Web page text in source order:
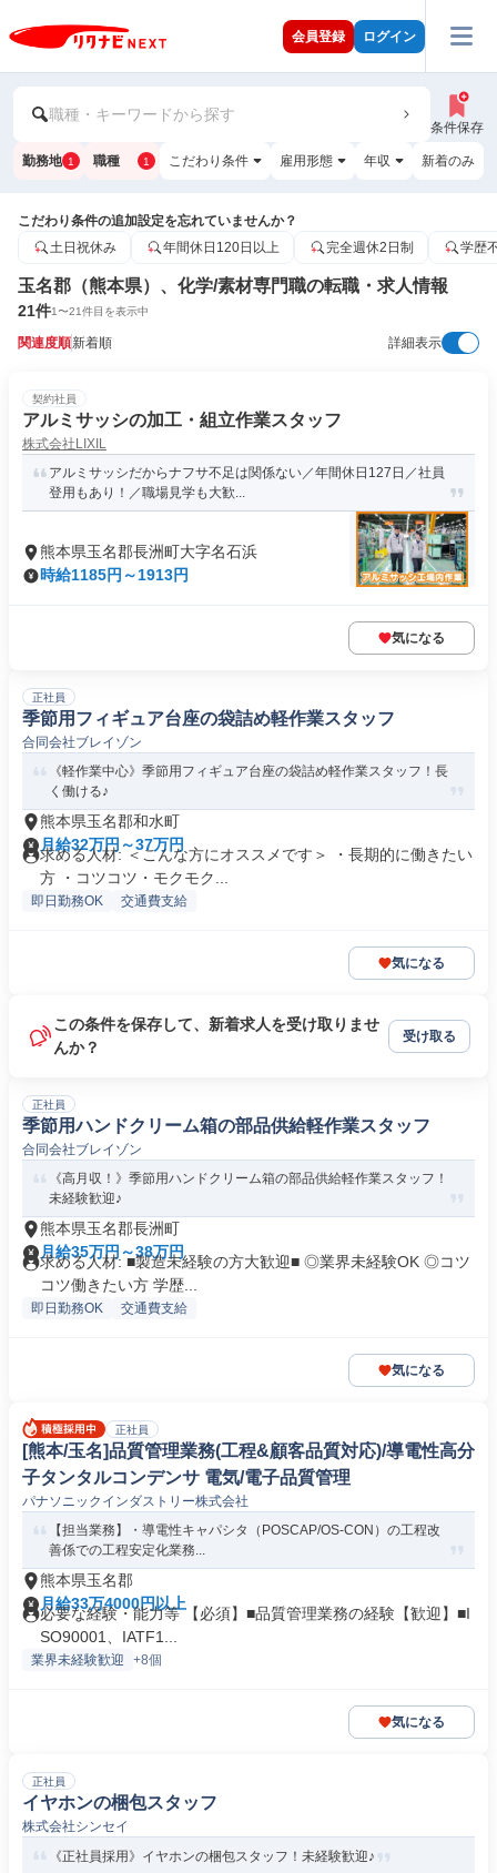
会員登録 ログイン
職種・キーワードから探す
条件保存
勤務地 1 職種 1 こだわり条件 雇用形態 年収 新着のみ
こだわり条件の追加設定を忘れていませんか？
土日祝休み
年間休日120日以上 完全週休2日制 学歴
玉名郡（熊本県）、化学/素材専門職の転職・求人情報
21件1〜21件目を表示中
関連度順新着順 詳細表示
契約社員
アルミサッシの加工・組立作業スタッフ
株式会社LIXIL
アルミサッシだからナフサ不足は関係ない／年間休日127日／社員
登用もあり！／職場見学も大歓...
熊本県玉名郡長洲町大字名石浜
時給1185円～1913円
気になる
正社員
季節用フィギュア台座の袋詰め軽作業スタッフ
合同会社ブレイゾン
《軽作業中心》季節用フィギュア台座の袋詰め軽作業スタッフ！長
く働ける♪
熊本県玉名郡和水町
月給32万円～37万円
求める人材: ＜こんな方にオススメです＞ ・長期的に働きたい
方 ・コツコツ・モクモク...
即日勤務OK 交通費支給
気になる
この条件を保存して、新着求人を受け取りませ
んか？
受け取る
正社員
季節用ハンドクリーム箱の部品供給軽作業スタッフ
合同会社ブレイゾン
《高月収！》季節用ハンドクリーム箱の部品供給軽作業スタッフ！
未経験歓迎♪
熊本県玉名郡長洲町
月給35万円～38万円
求める人材: ■製造未経験の方大歓迎■ ◎業界未経験OK ◎コツ
コツ働きたい方 学歴...
即日勤務OK 交通費支給
気になる
正社員
[熊本/玉名]品質管理業務(工程&顧客品質対応)/導電性高分
子タンタルコンデンサ 電気/電子品質管理
パナソニックインダストリー株式会社
【担当業務】・導電性キャパシタ（POSCAP/OS-CON）の工程改
善係での工程安定化業務...
熊本県玉名郡
月給33万4000円以上
必要な経験・能力等 【必須】■品質管理業務の経験【歓迎】■I
SO90001、IATF1...
業界未経験歓迎 +8個
気になる
正社員
イヤホンの梱包スタッフ
株式会社シンセイ
《正社員採用》イヤホンの梱包スタッフ！未経験歓迎♪